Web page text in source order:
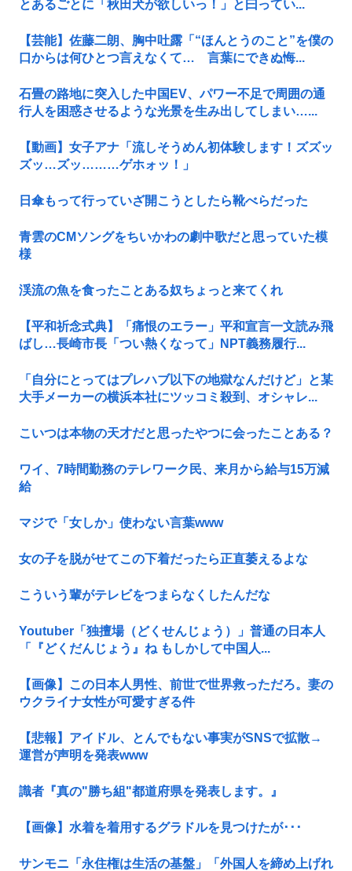
とあるごとに「秋田犬が欲しいっ！」と曰ってい...
【芸能】佐藤二朗、胸中吐露「“ほんとうのこと”を僕の
口からは何ひとつ言えなくて… 言葉にできぬ悔...
石畳の路地に突入した中国EV、パワー不足で周囲の通
行人を困惑させるような光景を生み出してしまい…...
【動画】女子アナ「流しそうめん初体験します！ズズッ
ズッ…ズッ………ゲホォッ！」
日傘もって行っていざ開こうとしたら靴べらだった
青雲のCMソングをちいかわの劇中歌だと思っていた模
様
渓流の魚を食ったことある奴ちょっと来てくれ
【平和祈念式典】「痛恨のエラー」平和宣言一文読み飛
ばし…長崎市長「つい熱くなって」NPT義務履行...
「自分にとってはプレハブ以下の地獄なんだけど」と某
大手メーカーの横浜本社にツッコミ殺到、オシャレ...
こいつは本物の天才だと思ったやつに会ったことある？
ワイ、7時間勤務のテレワーク民、来月から給与15万減
給
マジで「女しか」使わない言葉www
女の子を脱がせてこの下着だったら正直萎えるよな
こういう輩がテレビをつまらなくしたんだな
Youtuber「独擅場（どくせんじょう）」普通の日本人
「『どくだんじょう』ね もしかして中国人...
【画像】この日本人男性、前世で世界救っただろ。妻の
ウクライナ女性が可愛すぎる件
【悲報】アイドル、とんでもない事実がSNSで拡散→
運営が声明を発表www
識者『真の"勝ち組"都道府県を発表します。』
【画像】水着を着用するグラドルを見つけたが･･･
サンモニ「永住権は生活の基盤」「外国人を締め上げれ